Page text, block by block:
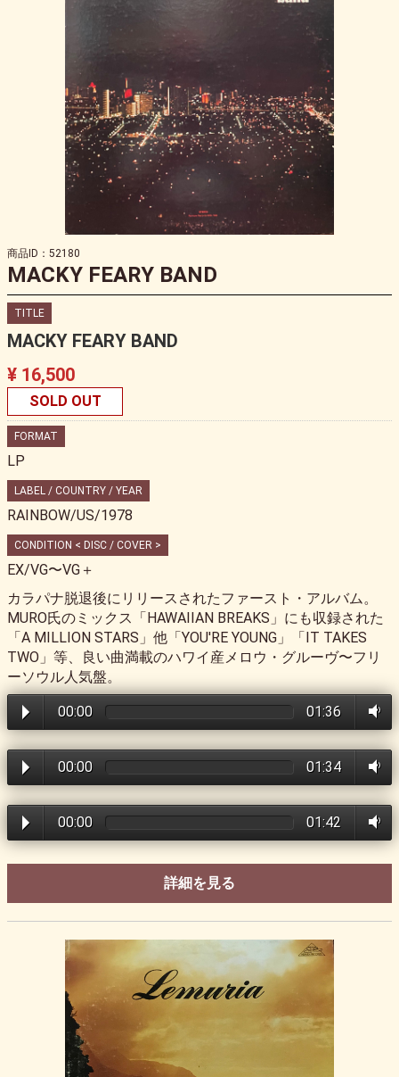
商品ID：52180
MACKY FEARY BAND
TITLE
MACKY FEARY BAND
¥ 16,500
SOLD OUT
FORMAT
LP
LABEL / COUNTRY / YEAR
RAINBOW/US/1978
CONDITION < DISC / COVER >
EX/VG〜VG＋
カラパナ脱退後にリリースされたファースト・アルバム。
MURO氏のミックス「HAWAIIAN BREAKS」にも収録された
「A MILLION STARS」他「YOU'RE YOUNG」「IT TAKES
TWO」等、良い曲満載のハワイ産メロウ・グルーヴ〜フリ
ーソウル人気盤。
00:00 01:36
00:00 01:34
00:00 01:42
詳細を見る